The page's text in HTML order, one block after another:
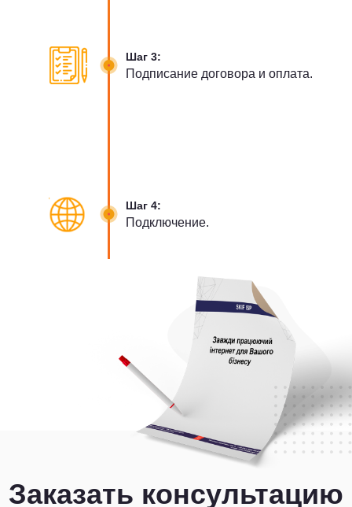
Шаг 3:
Подписание договора и оплата.
Шаг 4:
Подключение.
Заказать консультацию